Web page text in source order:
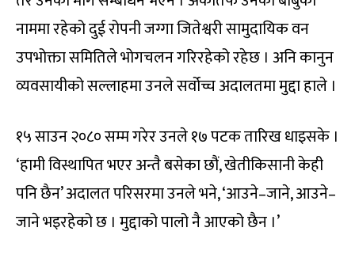
नाममा रहेको दुई रोपनी जग्गा जितेश्वरी सामुदायिक वन
उपभोक्ता समितिले भोगचलन गरिरहेको रहेछ । अनि कानुन
व्यवसायीको सल्लाहमा उनले सर्वोच्च अदालतमा मुद्दा हाले ।
१५ साउन २०८० सम्म गरेर उनले १७ पटक तारिख धाइसके ।
‘हामी विस्थापित भएर अन्तै बसेका छौं, खेतीकिसानी केही
पनि छैन’ अदालत परिसरमा उनले भने, ‘आउने–जाने, आउने–
जाने भइरहेको छ । मुद्दाको पालो नै आएको छैन ।’